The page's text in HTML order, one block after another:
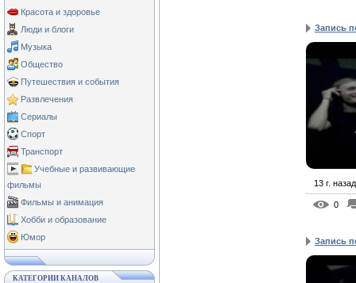
Красота и здоровье
Люди и блоги
Музыка
Общество
Путешествия и события
Развлечения
Сериалы
Спорт
Транспорт
Учебные и развивающие
фильмы
Фильмы и анимация
Хобби и образование
Юмор
КАТЕГОРИИ КАНАЛОВ
Запись
13 г. назад
0
Запись